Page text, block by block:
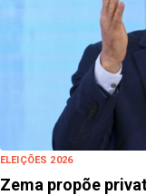
ELEIÇÕES 2026
Zema propõe